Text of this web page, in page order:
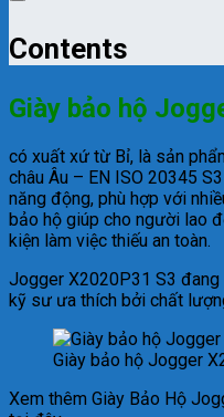
Contents
Giày bảo hộ
có xuất xứ từ Bỉ, là sản
châu Âu – EN ISO 20345
năng động, phù hợp với
bảo hộ giúp cho người lao
kiện làm việc thiếu an toàn.
Jogger X2020P31 S3 đang
kỹ sư ưa thích bởi chất
Giày bảo hộ Jogger
Xem thêm Giày Bảo Hộ